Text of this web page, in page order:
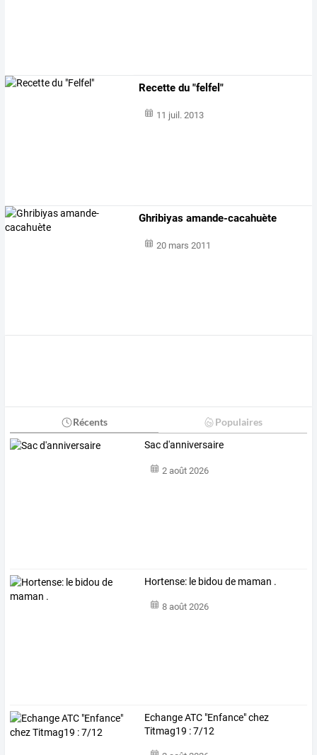
Recette du "felfel"
11 juil. 2013
Ghribiyas amande-cacahuète
20 mars 2011
Récents Populaires
Sac d'anniversaire
2 août 2026
Hortense: le bidou de maman .
8 août 2026
Echange ATC "Enfance" chez
Titmag19 : 7/12